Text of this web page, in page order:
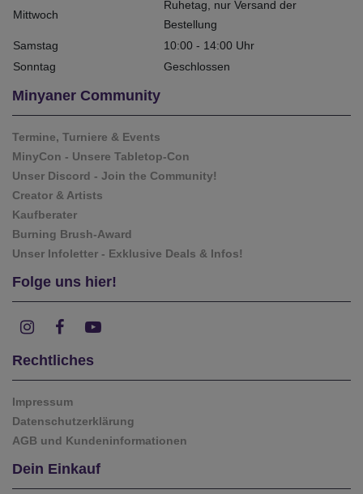
Mittwoch
Ruhetag, nur Versand der
Bestellung
Samstag
10:00 - 14:00 Uhr
Sonntag
Geschlossen
Minyaner Community
Termine, Turniere & Events
MinyCon - Unsere Tabletop-Con
Unser Discord - Join the Community!
Creator & Artists
Kaufberater
Burning Brush-Award
Unser Infoletter - Exklusive Deals & Infos!
Folge uns hier!
Rechtliches
Impressum
Datenschutzerklärung
AGB und Kundeninformationen
Dein Einkauf